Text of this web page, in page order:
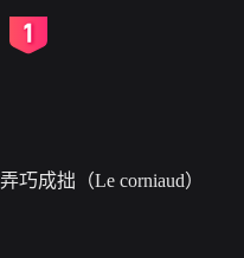
弄巧成拙（Le corniaud）